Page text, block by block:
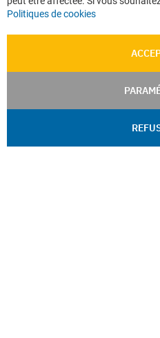
Politiques de cookies